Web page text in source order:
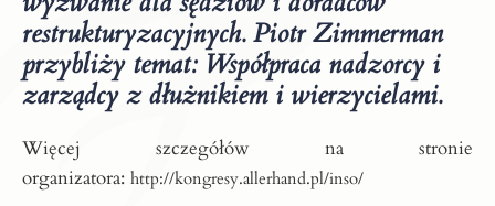
restrukturyzacyjnych. Piotr Zimmerman
przybliży temat: Współpraca nadzorcy i
zarządcy z dłużnikiem i wierzycielami.
Więcej szczegółów na stronie
organizatora: http://kongresy.allerhand.pl/inso/